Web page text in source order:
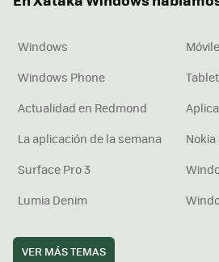
Windows
Windows Phone
Actualidad en Redmond
La aplicación de la semana
Surface Pro 3
Lumia Denim
VER MÁS TEMAS